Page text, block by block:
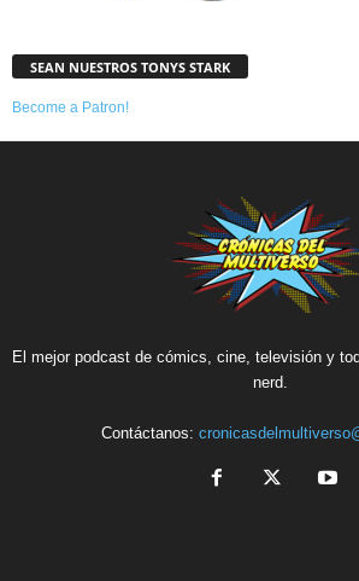
SEAN NUESTROS TONYS STARK
Become a Patron!
El mejor podcast de cómics, cine, televisión y
nerd.
Contáctanos: